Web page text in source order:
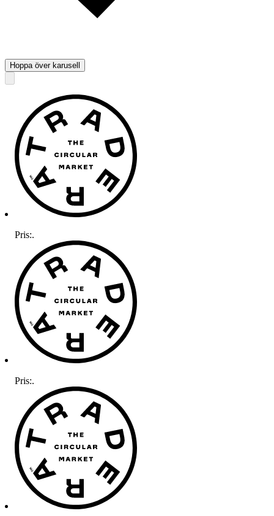
Hoppa över karusell
Pris:.
Pris:.